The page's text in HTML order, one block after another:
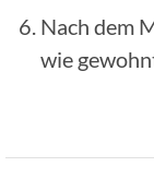
Nach dem
wie